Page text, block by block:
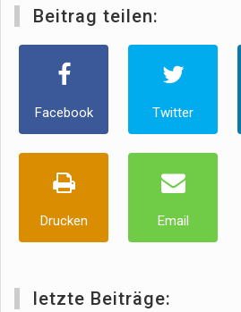
Beitrag teilen:
Facebook Twitter
Drucken Email
letzte Beiträge: